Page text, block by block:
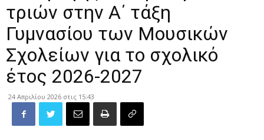
τριών στην Α΄ τάξη
Γυμνασίου των Μουσικών
Σχολείων για το σχολικό
έτος 2026-2027
24 Απριλίου 2026 στις 15:43